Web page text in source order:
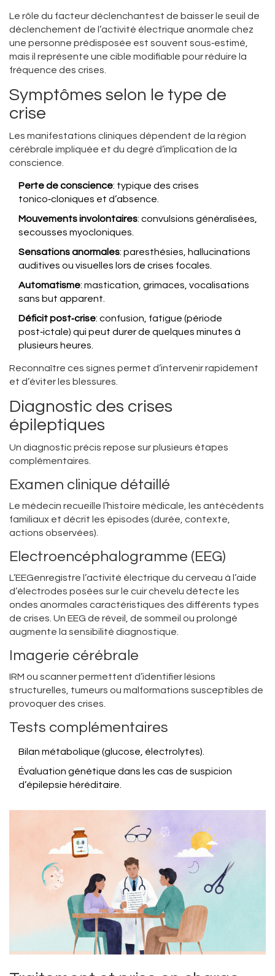
Le rôle du facteur déclenchantest de baisser le seuil de
déclenchement de l’activité électrique anormale chez
une personne prédisposée est souvent sous‑estimé,
mais il représente une cible modifiable pour réduire la
fréquence des crises.
Symptômes selon le type de
crise
Les manifestations cliniques dépendent de la région
cérébrale impliquée et du degré d’implication de la
conscience.
Perte de conscience: typique des crises
tonico‑cloniques et d’absence.
Mouvements involontaires: convulsions généralisées,
secousses myocloniques.
Sensations anormales: paresthésies, hallucinations
auditives ou visuelles lors de crises focales.
Automatisme: mastication, grimaces, vocalisations
sans but apparent.
Déficit post‑crise: confusion, fatigue (période
post‑ictale) qui peut durer de quelques minutes à
plusieurs heures.
Reconnaître ces signes permet d’intervenir rapidement
et d’éviter les blessures.
Diagnostic des crises
épileptiques
Un diagnostic précis repose sur plusieurs étapes
complémentaires.
Examen clinique détaillé
Le médecin recueille l’histoire médicale, les antécédents
familiaux et décrit les épisodes (durée, contexte,
actions observées).
Electroencéphalogramme (EEG)
L’EEGenregistre l’activité électrique du cerveau à l’aide
d’électrodes posées sur le cuir chevelu détecte les
ondes anormales caractéristiques des différents types
de crises. Un EEG de réveil, de sommeil ou prolongé
augmente la sensibilité diagnostique.
Imagerie cérébrale
IRM ou scanner permettent d’identifier lésions
structurelles, tumeurs ou malformations susceptibles de
provoquer des crises.
Tests complémentaires
Bilan métabolique (glucose, électrolytes).
Évaluation génétique dans les cas de suspicion
d’épilepsie héréditaire.